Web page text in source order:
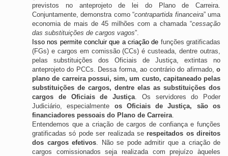
previstos no anteprojeto de lei do Plano de Carreira.
Conjuntamente, demonstra como “contrapartida financeira” uma
economia de mais de 45 milhões com a chamada “cessação
das substituições de cargos vagos”.
Isso nos permite concluir que a criação de funções gratificadas
(FGs) e cargos em comissão (CCs) é custeada, dentre outras,
pelas substituições dos Oficiais de Justiça, extintas no
anteprojeto do PCCs. Dessa forma, ao contrário do afirmado, o
plano de carreira possui, sim, um custo, capitaneado pelas
substituições de cargos, dentre elas as substituições dos
cargos de Oficiais de Justiça . Os servidores do Poder
Judiciário, especialmente os Oficiais de Justiça, são os
financiadores pessoais do Plano de Carreira
Entendemos que a criação de cargos de confiança e funções
gratificadas só pode ser realizada se respeitados os direitos
dos cargos efetivos . Não se pode admitir que a criação de
cargos comissionados seja realizada com prejuízo àqueles